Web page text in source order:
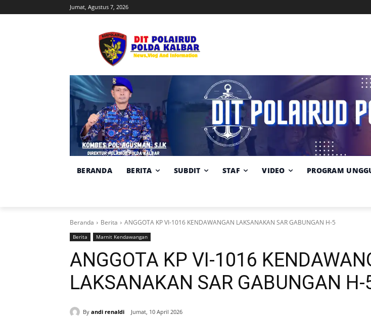
Jumat, Agustus 7, 2026
cuaca
BERANDA BERITA SUBDIT STAF VIDEO PROGRAM
Beranda Berita ANGGOTA KP VI-1016 KENDAWANGAN LAKSANAKAN SAR GABUNGAN H-5
Berita Marnit Kendawangan
ANGGOTA KP VI-1016
LAKSANAKAN SAR GABUNGAN H-
By andi renaldi Jumat, 10 April 2026